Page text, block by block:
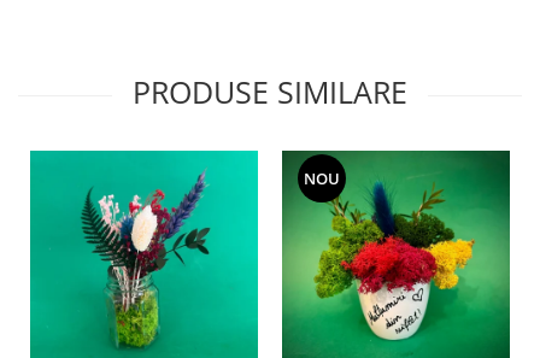
PRODUSE SIMILARE
NOU